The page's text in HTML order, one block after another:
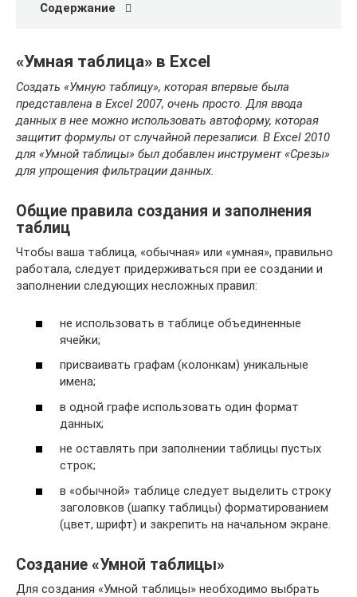
Содержание
«Умная таблица» в Excel
Создать «Умную таблицу», которая впервые была
представлена в Excel 2007, очень просто. Для ввода
данных в нее можно использовать автоформу, которая
защитит формулы от случайной перезаписи. В Excel 2010
для «Умной таблицы» был добавлен инструмент «Срезы»
для упрощения фильтрации данных.
Общие правила создания и заполнения
таблиц
Чтобы ваша таблица, «обычная» или «умная», правильно
работала, следует придерживаться при ее создании и
заполнении следующих несложных правил:
не использовать в таблице объединенные
ячейки;
присваивать графам (колонкам) уникальные
имена;
в одной графе использовать один формат
данных;
не оставлять при заполнении таблицы пустых
строк;
в «обычной» таблице следует выделить строку
заголовков (шапку таблицы) форматированием
(цвет, шрифт) и закрепить на начальном экране.
Создание «Умной таблицы»
Для создания «Умной таблицы» необходимо выбрать